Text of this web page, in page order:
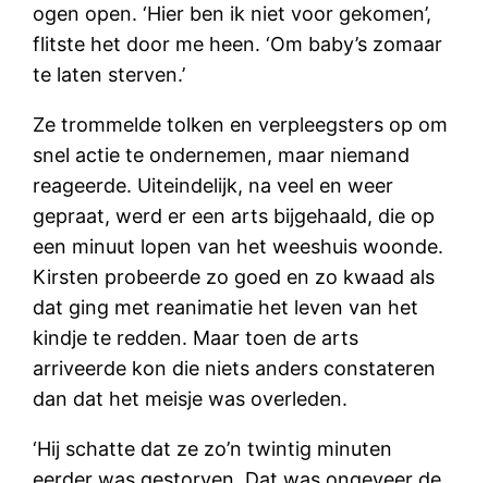
ogen open. ‘Hier ben ik niet voor gekomen’,
flitste het door me heen. ‘Om baby’s zomaar
te laten sterven.’
Ze trommelde tolken en verpleegsters op om
snel actie te ondernemen, maar niemand
reageerde. Uiteindelijk, na veel en weer
gepraat, werd er een arts bijgehaald, die op
een minuut lopen van het weeshuis woonde.
Kirsten probeerde zo goed en zo kwaad als
dat ging met reanimatie het leven van het
kindje te redden. Maar toen de arts
arriveerde kon die niets anders constateren
dan dat het meisje was overleden.
‘Hij schatte dat ze zo’n twintig minuten